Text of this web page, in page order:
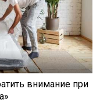
внимание при